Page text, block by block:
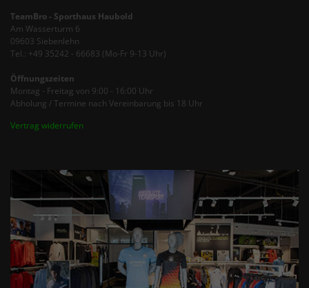
TeamBro - Sporthaus Haubold
Am Wasserturm 6
09603 Siebenlehn
Tel.: +49 35242 - 66683 (Mo-Fr 9-13 Uhr)
Öffnungszeiten
Montag - Freitag von 9:00 - 16:00 Uhr
Abholung / Termine nach Vereinbarung bis 18 Uhr
Vertrag widerrufen